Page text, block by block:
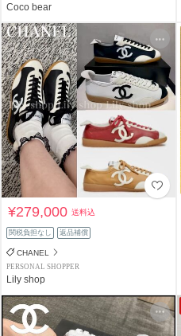
Coco bear
¥279,000送料込
関税負担なし 返品補償
CHANEL
PERSONAL SHOPPER
Lily shop